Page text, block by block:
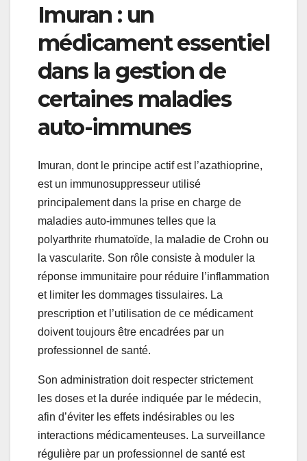
Imuran : un
médicament essentiel
dans la gestion de
certaines maladies
auto-immunes
Imuran, dont le principe actif est l’azathioprine,
est un immunosuppresseur utilisé
principalement dans la prise en charge de
maladies auto-immunes telles que la
polyarthrite rhumatoïde, la maladie de Crohn ou
la vascularite. Son rôle consiste à moduler la
réponse immunitaire pour réduire l’inflammation
et limiter les dommages tissulaires. La
prescription et l’utilisation de ce médicament
doivent toujours être encadrées par un
professionnel de santé.
Son administration doit respecter strictement
les doses et la durée indiquée par le médecin,
afin d’éviter les effets indésirables ou les
interactions médicamenteuses. La surveillance
régulière par un professionnel de santé est